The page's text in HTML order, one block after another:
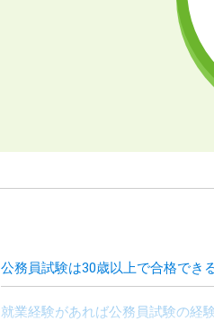
公務員試験は30歳以上で合格でき
就業経験があれば公務員試験の経